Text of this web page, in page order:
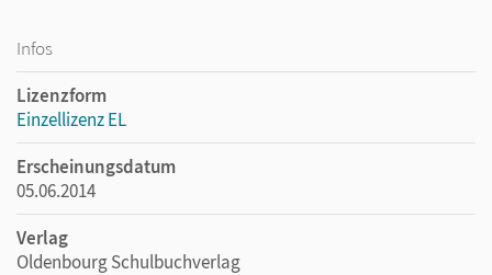
Infos
Lizenzform
Einzellizenz EL
Erscheinungsdatum
05.06.2014
Verlag
Oldenbourg Schulbuchverlag